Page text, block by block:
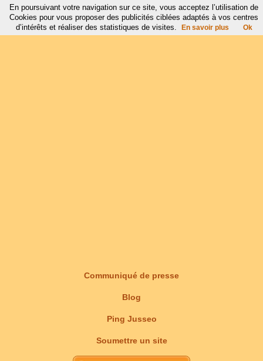
Communiqué de presse
Blog
Ping Jusseo
Soumettre un site
En poursuivant votre navigation sur ce site, vous acceptez l’utilisation de
Cookies pour vous proposer des publicités ciblées adaptés à vos centres
d’intérêts et réaliser des statistiques de visites.
En savoir plus Ok